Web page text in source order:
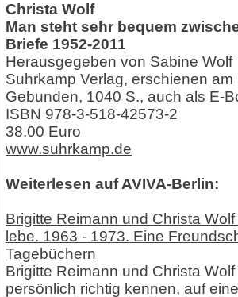
Christa Wolf
Man steht sehr bequem
Briefe 1952-2011
Herausgegeben von Sabine Wolf
Suhrkamp Verlag, erschienen am
Gebunden, 1040 S., auch als E-
ISBN 978-3-518-42573-2
38.00 Euro
www.suhrkamp.de
Weiterlesen auf AVIVA-Berlin:
Brigitte Reimann und Christa
lebe. 1963 - 1973. Eine
Tagebüchern
Brigitte Reimann und Christa
persönlich richtig kennen, auf